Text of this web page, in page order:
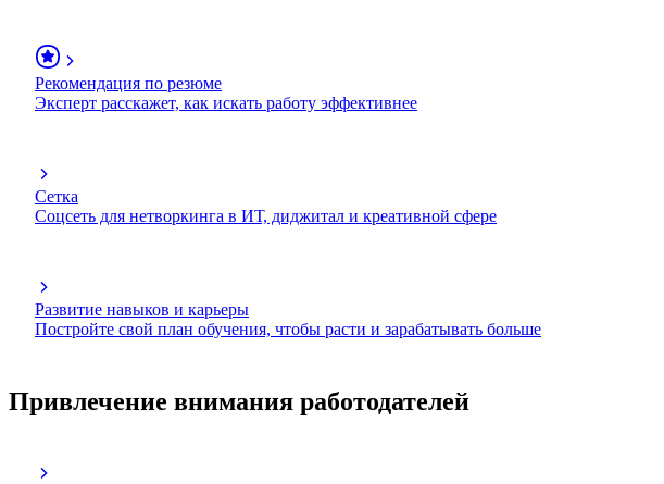
Рекомендация по резюме
Эксперт расскажет, как искать работу эффективнее
Сетка
Соцсеть для нетворкинга в ИТ, диджитал и креативной сфере
Развитие навыков и карьеры
Постройте свой план обучения, чтобы расти и зарабатывать больше
Привлечение внимания работодателей